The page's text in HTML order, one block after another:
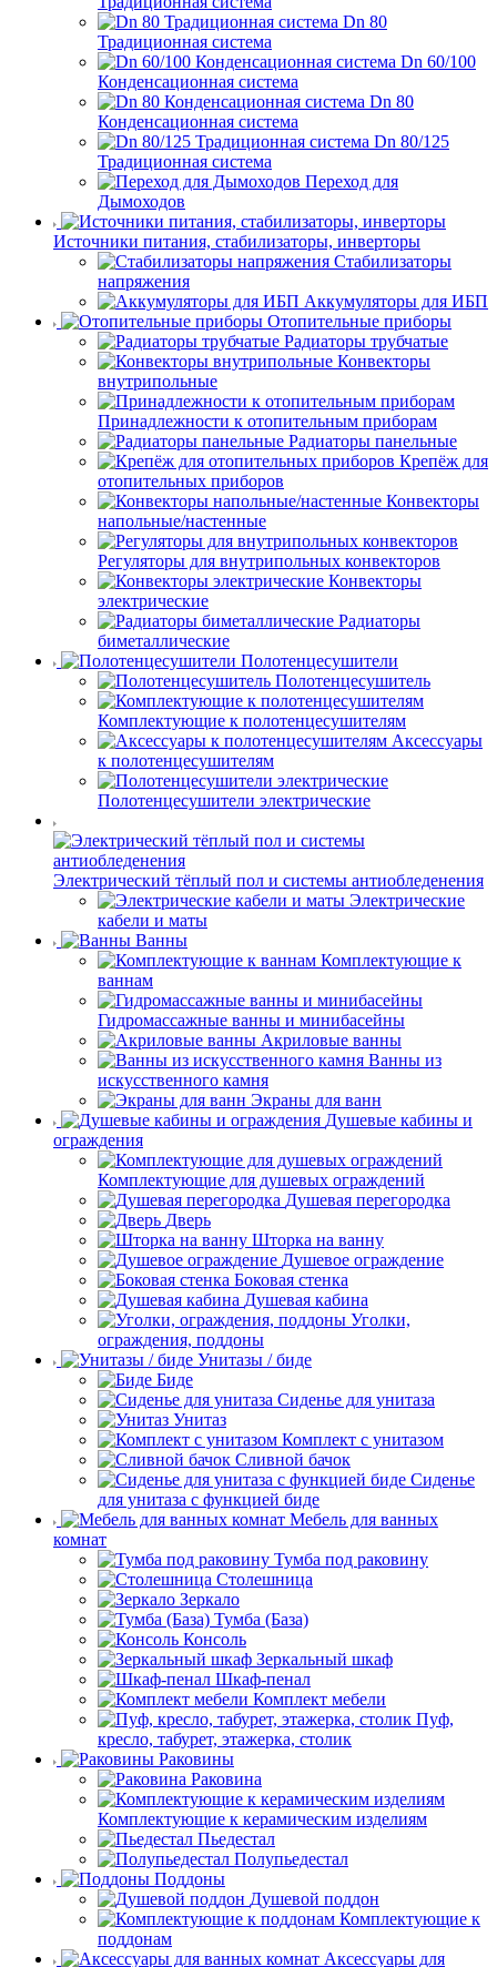
Dn 80
Традиционная система
Dn 60/100
Конденсационная система
Dn 80
Конденсационная система
Dn 80/125
Традиционная система
Переход для
Дымоходов
Источники питания, стабилизаторы, инверторы
Стабилизаторы
напряжения
Аккумуляторы для ИБП
Отопительные приборы
Радиаторы трубчатые
Конвекторы
внутрипольные
Принадлежности к отопительным приборам
Радиаторы панельные
Крепёж для
отопительных приборов
Конвекторы
напольные/настенные
Регуляторы для внутрипольных конвекторов
Конвекторы
электрические
Радиаторы
биметаллические
Полотенцесушители
Полотенцесушитель
Комплектующие к полотенцесушителям
Аксессуары
к полотенцесушителям
Полотенцесушители электрические
Электрический тёплый пол и системы антиобледенения
Электрические
кабели и маты
Ванны
Комплектующие к
ваннам
Гидромассажные ванны и минибасейны
Акриловые ванны
Ванны из
искусственного камня
Экраны для ванн
Душевые кабины и
ограждения
Комплектующие для душевых ограждений
Душевая перегородка
Дверь
Шторка на ванну
Душевое ограждение
Боковая стенка
Душевая кабина
Уголки,
ограждения, поддоны
Унитазы / биде
Биде
Сиденье для унитаза
Унитаз
Комплект с унитазом
Сливной бачок
Сиденье
для унитаза с функцией биде
Мебель для ванных
комнат
Тумба под раковину
Столешница
Зеркало
Тумба (База)
Консоль
Зеркальный шкаф
Шкаф-пенал
Комплект мебели
Пуф,
кресло, табурет, этажерка, столик
Раковины
Раковина
Комплектующие к керамическим изделиям
Пьедестал
Полупьедестал
Поддоны
Душевой поддон
Комплектующие к
поддонам
Аксессуары для